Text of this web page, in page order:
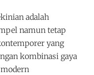
adalah
namun tetap
yang
kombinasi gaya